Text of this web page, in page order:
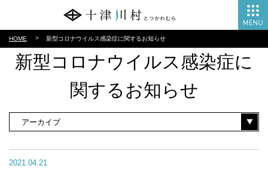
HOME 新型コロナウイルス感染症に関するお知らせ
新型コロナウイルス感染症に
関するお知らせ
2021.04.21